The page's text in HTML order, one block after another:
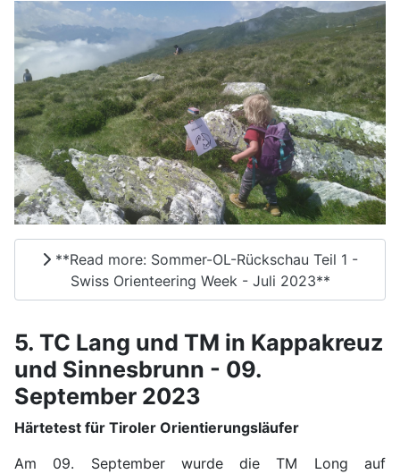
**Read more: Sommer-OL-Rückschau Teil 1 -
Swiss Orienteering Week - Juli 2023**
5. TC Lang und TM in Kappakreuz
und Sinnesbrunn - 09.
September 2023
Härtetest für Tiroler Orientierungsläufer
Am 09. September wurde die TM Long auf